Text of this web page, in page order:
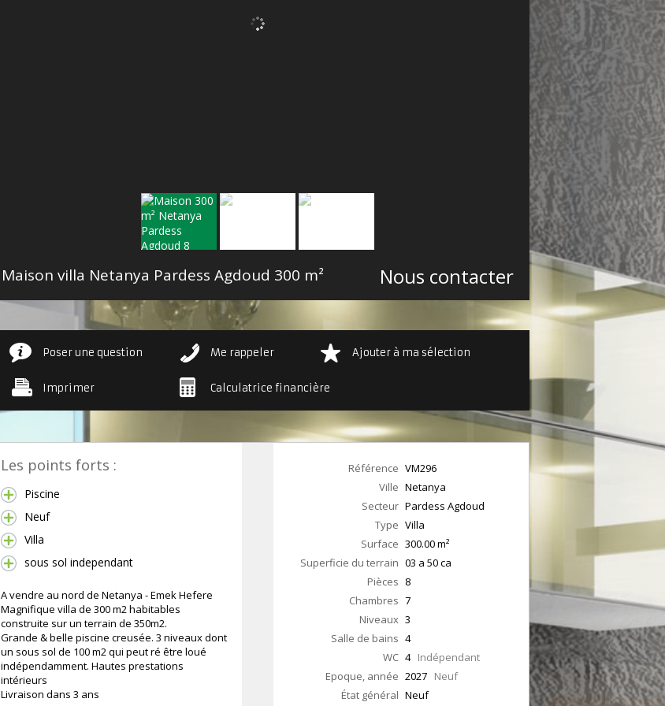
Maison villa Netanya Pardess Agdoud 300 m² Nous contacter
Poser une question Me rappeler Ajouter à ma sélection
Imprimer Calculatrice financière
Les points forts :
Piscine
Neuf
Villa
sous sol independant
A vendre au nord de Netanya - Emek Hefere
Magnifique villa de 300 m2 habitables
construite sur un terrain de 350m2.
Grande & belle piscine creusée. 3 niveaux dont
un sous sol de 100 m2 qui peut ré être loué
indépendamment. Hautes prestations
intérieurs
Livraison dans 3 ans
Référence VM296
Ville Netanya
Secteur Pardess Agdoud
Type Villa
Surface 300.00m²
Superficie du terrain 03 a 50 ca
Pièces 8
Chambres 7
Niveaux 3
Salle de bains 4
WC 4 Indépendant
Epoque, année 2027 Neuf
État général Neuf